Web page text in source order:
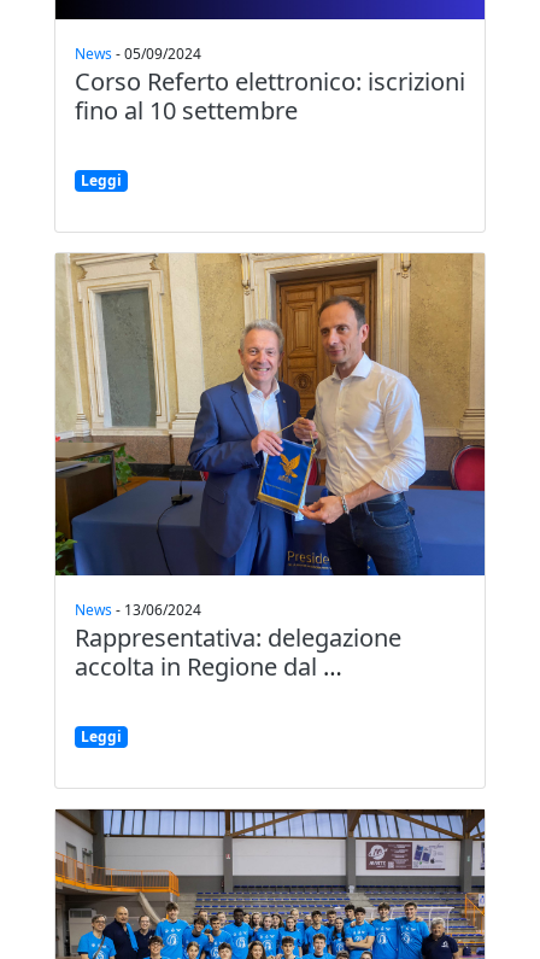
News-05/09/2024
Corso Referto elettronico: iscrizioni
fino al 10 settembre
Leggi
News- 13/06/2024
Rappresentativa: delegazione
accolta in Regione dal …
Leggi